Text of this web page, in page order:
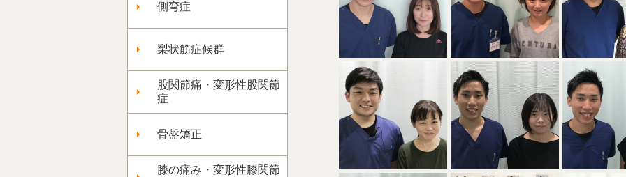
側弯症
梨状筋症候群
股関節痛・変形性股関節
症
骨盤矯正
膝の痛み・変形性膝関節